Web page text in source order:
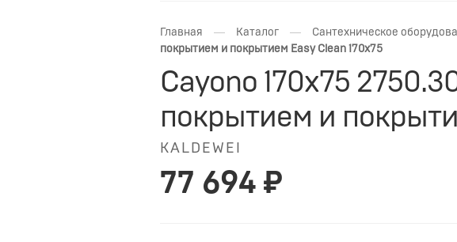
Главная — Каталог — Сантехническое
покрытием и покрытием Easy Clean 170x75
Cayono 170x75
покрытием и
KALDEWEI
77 694 ₽